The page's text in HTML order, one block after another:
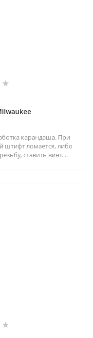
карандаша. При
штифт ломается, либо
ставить винт. ..